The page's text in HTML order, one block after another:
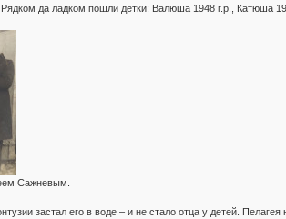
да ладком пошли детки: Валюша 1948 г.р., Катюша
Сажневым.
застал его в воде – и не стало отца у детей. Пелагея